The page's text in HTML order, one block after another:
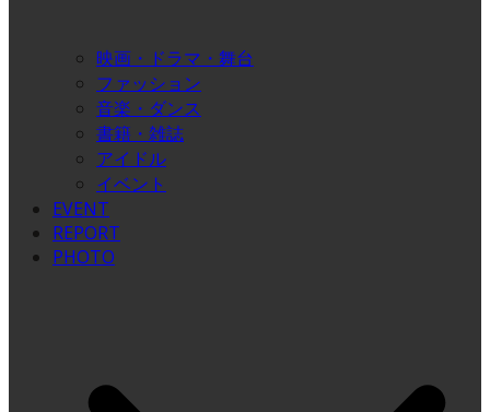
映画・ドラマ・舞台
ファッション
音楽・ダンス
書籍・雑誌
アイドル
イベント
EVENT
REPORT
PHOTO